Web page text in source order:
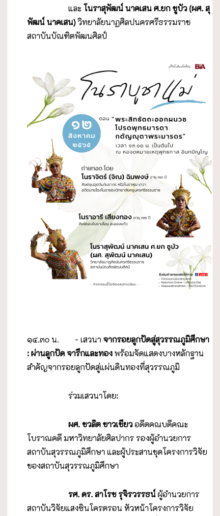
และ โนราสุพัฒน์ นาคเสน ศ.ยก ชูบัว (ผศ. สุ
พัฒน์ นาคเสน)วิทยาลัยนาฏศิลปนครศรีธรรมราช
สถาบันบัณฑิตพัฒนศิลป์
๑๔.๓๐ น. - เสวนาจากรอยลูกปัดสู่สุวรรณภูมิศึกษา
: ผ่านลูกปัด จารึกและทองพร้อมจัดแสดงบางหลักฐาน
สำคัญจากรอยลูกปัดสู่แผ่นดินทองที่สุวรรณภูมิ
ร่วมเสวนาโดย:
ผศ. ชวลิต ขาวเขียวอดีตคณบดีคณะ
โบราณคดี มหาวิทยาลัยศิลปากร รองผู้อำนวยการ
สถาบันสุวรรณภูมิศึกษา และผู้ประสานชุดโครงการวิจัย
ของสถาบันสุวรรณภูมิศึกษา
รศ. ดร. สาโรช รุจิรวรรธน์ผู้อำนวยการ
สถาบันวิจัยแสงซินโครตรอน หัวหน้าโครงการวิจัย